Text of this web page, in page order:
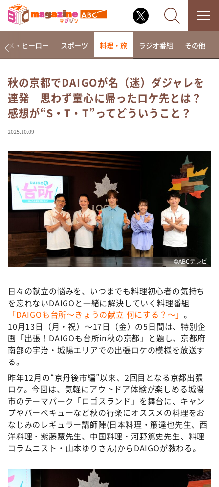
なるみ・岡村の過ぎるTV
相席食堂
これ余談なんですけど・・・
て真剣です
探偵！ナイトスクープ
news おかえり
河合＆A.B.C-Z塚田×福井アナ「なんでやねん！？」
（news おかえり）
DAIGOも台所 ～きょうの献立 何にする？～
本日はダイアンなり！シーズン２
朝だ！生です旅サラダ
ＬＩＦＥ～夢のカタチ～
新婚さんいらっしゃい！
ポツンと一軒家
ザキ山小屋本館
アナ回覧板
メ・ヒーロー スポーツ 料理・旅 ラジオ番組 その他
秋の京都でDAIGOが名（迷）ダジャレを
連発 思わず童心に帰ったロケ先とは？
感想が“S・T・T”ってどういうこと？
2025.10.09
©ABCテレビ
日々の献立の悩みを、いつまでも料理初心者の気持ち
を忘れないDAIGOと一緒に解決していく料理番組
「DAIGOも台所〜きょうの献立 何にする？〜」。
10月13日（月・祝）〜17日（金）の5日間は、特別企
画「出張！DAIGOも台所in秋の京都」と題し、京都府
南部の宇治・城陽エリアでの出張ロケの模様を放送す
る。
昨年12月の“京丹後市編”以来、2回目となる京都出張
ロケ。今回は、気軽にアウトドア体験が楽しめる城陽
市のテーマパーク「ロゴスランド」を舞台に、キャン
プやバーべキューなど秋の行楽にオススメの料理をお
なじみのレギュラー講師陣(日本料理・簾達也先生、西
洋料理・紫藤慧先生、中国料理・河野篤史先生、料理
コラムニスト・山本ゆりさん)からDAIGOが教わる。